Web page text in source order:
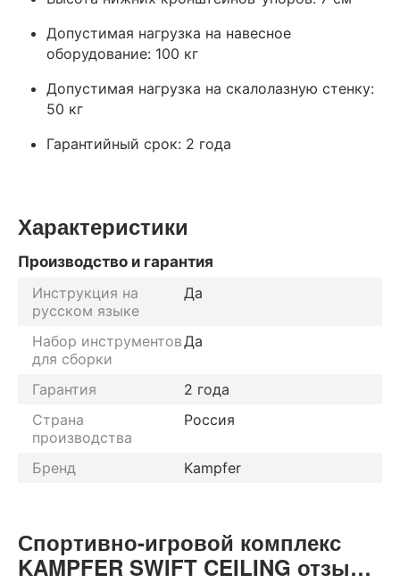
Допустимая нагрузка на навесное
оборудование: 100 кг
Допустимая нагрузка на скалолазную стенку:
50 кг
Гарантийный срок: 2 года
Характеристики
Производство и гарантия
Инструкция на
русском языке
Да
Набор инструментов
для сборки
Да
Гарантия
2 года
Страна
производства
Россия
Бренд Kampfer
Спортивно-игровой комплекс
KAMPFER SWIFT CEILING отзывы